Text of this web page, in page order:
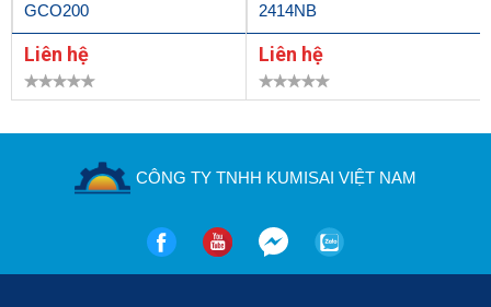
GCO200
Liên hệ
2414NB
Liên hệ
CÔNG TY TNHH KUMISAI VIỆT NAM